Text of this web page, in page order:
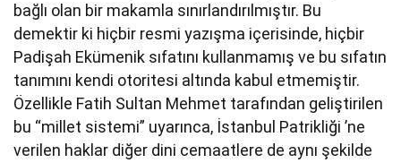
bağlı olan bir makamla sınırlandırılmıştır. Bu
demektir ki hiçbir resmi yazışma içerisinde, hiçbir
Padişah Ekümenik sıfatını kullanmamış ve bu sıfatın
tanımını kendi otoritesi altında kabul etmemiştir.
Özellikle Fatih Sultan Mehmet tarafından geliştirilen
bu “millet sistemi” uyarınca, İstanbul Patrikliği ’ne
verilen haklar diğer dini cemaatlere de aynı şekilde